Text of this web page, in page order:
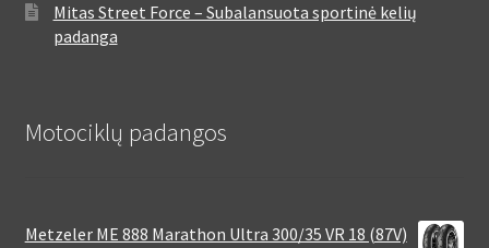
Mitas Street Force – Subalansuota sportinė kelių
padanga
Motociklų padangos
Metzeler ME 888 Marathon Ultra 300/35 VR 18 (87V)